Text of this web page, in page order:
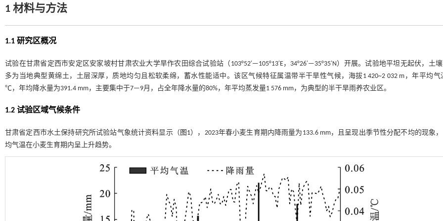
1 材料与方法
1.1 研究区概况
试验在甘肃省定西市安定区安家坡村甘肃农业大学旱作农田综合试验站（103°52′—105°13′E，34°26′—35°35′N）开展。试验地平坦无起伏，土
多为当地典型黄绵土，土层深厚，质地均匀且松软柔绵，蓄水性能适中。该区气候特征属温带半干旱性气候，海拔1 420~2 032 m，年平均气
℃，年均降水量为391.4 mm，主要集中于7—9月，占全年降水量的80%，年平均蒸发量1 576 mm，为典型的半干旱雨养农业区。
1.2 试验区域气候条件
甘肃省定西市水土保持研究所试验站气象统计资料显示（ 图1），2023年春小麦生育期内降雨量为133.6 mm，且呈现出季节性分配不均的现象
均气温在小麦生育期内呈上升趋势。